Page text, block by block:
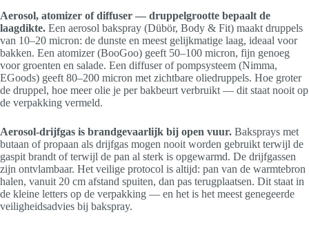
Aerosol, atomizer of diffuser — druppelgrootte bepaalt de
laagdikte. Een aerosol bakspray (Dübör, Body & Fit) maakt druppels
van 10–20 micron: de dunste en meest gelijkmatige laag, ideaal voor
bakken. Een atomizer (BooGoo) geeft 50–100 micron, fijn genoeg
voor groenten en salade. Een diffuser of pompsysteem (Nimma,
EGoods) geeft 80–200 micron met zichtbare oliedruppels. Hoe groter
de druppel, hoe meer olie je per bakbeurt verbruikt — dit staat nooit op
de verpakking vermeld.
Aerosol-drijfgas is brandgevaarlijk bij open vuur. Baksprays met
butaan of propaan als drijfgas mogen nooit worden gebruikt terwijl de
gaspit brandt of terwijl de pan al sterk is opgewarmd. De drijfgassen
zijn ontvlambaar. Het veilige protocol is altijd: pan van de warmtebron
halen, vanuit 20 cm afstand spuiten, dan pas terugplaatsen. Dit staat in
de kleine letters op de verpakking — en het is het meest genegeerde
veiligheidsadvies bij bakspray.